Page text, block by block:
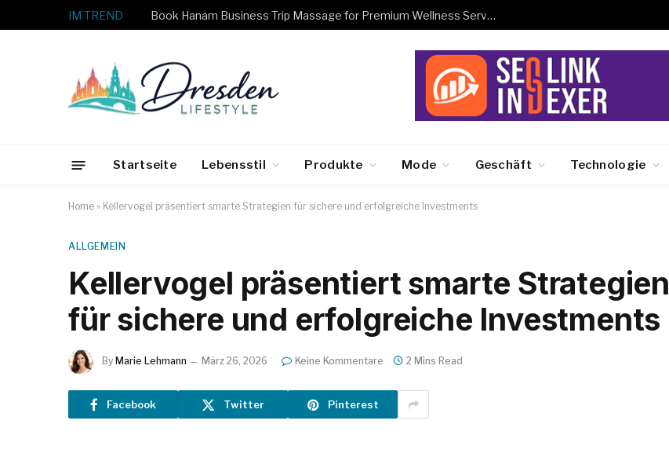
IM TREND Book Hanam Business Trip Massage for Premium Wellness Services
Startseite Lebensstil Produkte Mode Geschäft Technologie
Home » Kellervogel präsentiert smarte Strategien für sichere und erfolgreiche Investments
ALLGEMEIN
Kellervogel präsentiert smarte Strategien
für sichere und erfolgreiche Investments
By Marie Lehmann März 26, 2026 Keine Kommentare 2 Mins Read
Facebook Twitter Pinterest